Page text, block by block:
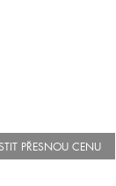
PŘESNOU CENU